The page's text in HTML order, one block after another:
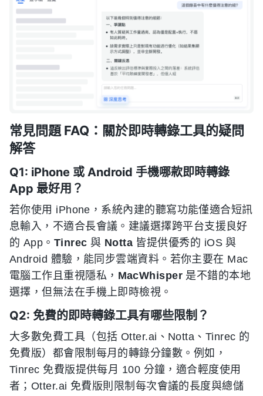
常見問題 FAQ：關於即時轉錄工具的疑問
解答
Q1: iPhone 或 Android 手機哪款即時轉錄
App 最好用？
若你使用 iPhone，系統內建的聽寫功能僅適合短訊
息輸入，不適合長會議。建議選擇跨平台支援良好
的 App。 Tinrec 與 Notta 皆提供優秀的 iOS 與
Android 體驗，能同步雲端資料。若你主要在 Mac
電腦工作且重視隱私， MacWhisper 是不錯的本地
選擇，但無法在手機上即時檢視。
Q2: 免費的即時轉錄工具有哪些限制？
大多數免費工具（包括 Otter.ai、Notta、Tinrec 的
免費版）都會限制每月的轉錄分鐘數。例如，
Tinrec 免費版提供每月 100 分鐘，適合輕度使用
者；Otter.ai 免費版則限制每次會議的長度與總儲